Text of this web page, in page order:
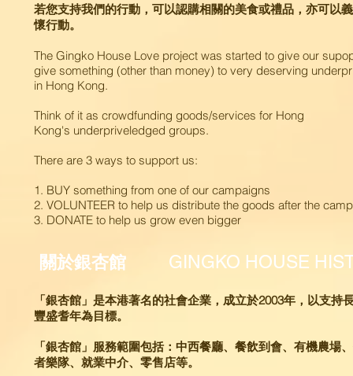
若您支持我們的行動，可以認購相關的美食或禮品，亦可以
懷行動。
The Gingko House Love project was started to give our
give something (other than money) to very deserving
in Hong Kong.
Think of it as crowdfunding goods/services for Hong
Kong's underpriveledged groups.
There are 3 ways to support us:
1. BUY something from one of our campaigns
2. VOLUNTEER to help us distribute the goods after the
3. DONATE to help us grow even bigger
關於銀杏館 GINGKO HOUSE
「銀杏館」是本港著名的社會企業，成立於2003年，以支持
豐盛耆年為目標。
「銀杏館」服務範圍包括：中西餐廳、餐飲到會、有機農場
者樂隊、就業中介、零售店等。